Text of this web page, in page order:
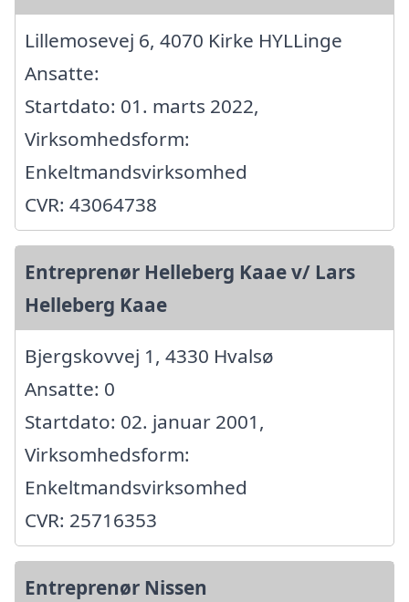
Lillemosevej 6, 4070 Kirke HYLLinge
Ansatte:
Startdato: 01. marts 2022,
Virksomhedsform:
Enkeltmandsvirksomhed
CVR: 43064738
Entreprenør Helleberg Kaae v/ Lars
Helleberg Kaae
Bjergskovvej 1, 4330 Hvalsø
Ansatte: 0
Startdato: 02. januar 2001,
Virksomhedsform:
Enkeltmandsvirksomhed
CVR: 25716353
Entreprenør Nissen